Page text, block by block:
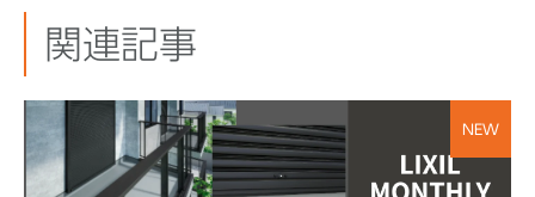
関連記事
NEW